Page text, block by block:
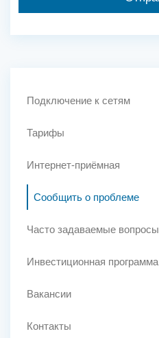
Подключение к сетям
Тарифы
Интернет-приёмная
Сообщить о проблеме
Часто задаваемые вопросы
Инвестиционная программа
Вакансии
Контакты